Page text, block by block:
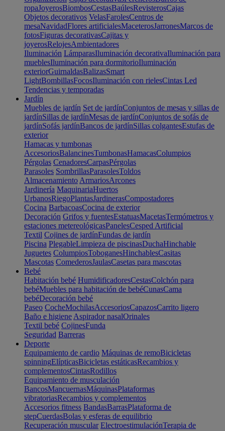
ropaJoyerosBiombosCestasBaúlesRevisterosCajas
Objetos decorativos VelasFarolesCentros de
mesaNavidadFlores artificialesMaceterosJarronesMarcos de
fotosFiguras decorativasCajitas y
joyerosRelojesAmbientadores
Iluminación LámparasIluminación decorativaIluminación para
mueblesIluminación para dormitorioIluminación
exteriorGuirnaldasBalizasSmart
LightBombillasFocosIluminación con rielesCintas Led
Tendencias y temporadas
Jardín
Muebles de jardín Set de jardínConjuntos de mesas y sillas de
jardínSillas de jardínMesas de jardínConjuntos de sofás de
jardínSofás jardínBancos de jardínSillas colgantesEstufas de
exterior
Hamacas y tumbonas
AccesoriosBalancinesTumbonasHamacasColumpios
Pérgolas CenadoresCarpasPérgolas
Parasoles SombrillasParasolesToldos
Almacenamiento ArmariosArcones
Jardinería MaquinariaHuertos
UrbanosRiegoPlantasJardinerasCompostadores
Cocina BarbacoasCocina de exterior
Decoración Grifos y fuentesEstatuasMacetasTermómetros y
estaciones metereológicasPanelesCesped Artificial
Textil Cojines de jardínFundas de jardín
Piscina PlegableLimpieza de piscinasDuchaHinchable
Juguetes ColumpiosToboganesHinchablesCasitas
Mascotas ComederosJaulasCasetas para mascotas
Bebé
Habitación bebé HumidificadoresCestasColchón para
bebéMuebles para habitación de bebéCunasCama
bebéDecoración bebé
Paseo CocheMochilasAccesoriosCapazosCarrito ligero
Baño e higiene Aspirador nasalOrinales
Textil bebé CojinesFunda
Seguridad Barreras
Deporte
Equipamiento de cardio Máquinas de remoBicicletas
spinningElípticasBicicletas estáticasRecambios y
complementosCintasRodillos
Equipamiento de musculación
BancosMancuernasMáquinasPlataformas
vibratoriasRecambios y complementos
Accesorios fitness BandasBarrasPlataforma de
stepCuerdasBolas y esferas de equilibrio
Recuperación muscular ElectroestimulaciónTerapia de